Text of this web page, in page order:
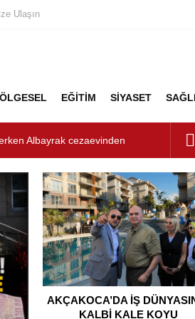
Ulaşın
EĞİTİM SİYASET
Albayrak cezaevinden
3 Şüpheliye Adli Kontrol
LANSMANINDA ATTI
Zorlandı
AKÇAKOCA’DA İŞ
KALBİ KALE KOYU